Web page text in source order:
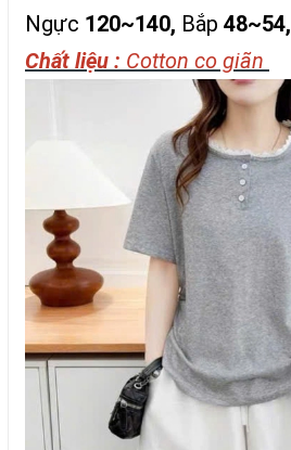
Ngực 120~140, Bắp 48~54,
Chất liệu : Cotton co giãn